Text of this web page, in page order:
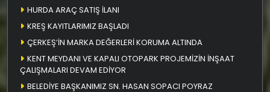
HURDA ARAÇ SATIŞ İLANI
KREŞ KAYITLARIMIZ BAŞLADI
ÇERKEŞ’İN MARKA DEĞERLERİ KORUMA ALTINDA
KENT MEYDANI VE KAPALI OTOPARK PROJEMİZİN İNŞAAT
ÇALIŞMALARI DEVAM EDİYOR
BELEDİYE BAŞKANIMIZ SN. HASAN SOPACI POYRAZ